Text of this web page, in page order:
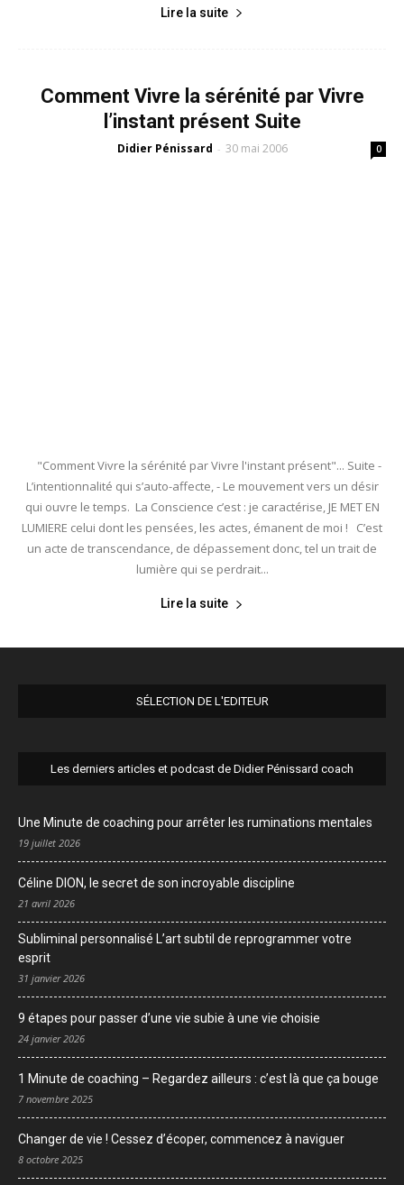
Lire la suite
Comment Vivre la sérénité par Vivre
l’instant présent Suite
Didier Pénissard - 30 mai 2006 0
"Comment Vivre la sérénité par Vivre l'instant présent"... Suite -
L’intentionnalité qui s’auto-affecte, - Le mouvement vers un désir
qui ouvre le temps. La Conscience c’est : je caractérise, JE MET EN
LUMIERE celui dont les pensées, les actes, émanent de moi ! C’est
un acte de transcendance, de dépassement donc, tel un trait de
lumière qui se perdrait...
Lire la suite
SÉLECTION DE L'EDITEUR
Les derniers articles et podcast de Didier Pénissard coach
Une Minute de coaching pour arrêter les ruminations mentales
19 juillet 2026
Céline DION, le secret de son incroyable discipline
21 avril 2026
Subliminal personnalisé L’art subtil de reprogrammer votre
esprit
31 janvier 2026
9 étapes pour passer d’une vie subie à une vie choisie
24 janvier 2026
1 Minute de coaching – Regardez ailleurs : c’est là que ça bouge
7 novembre 2025
Changer de vie ! Cessez d’écoper, commencez à naviguer
8 octobre 2025